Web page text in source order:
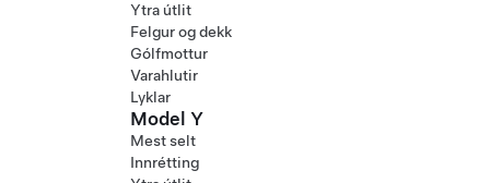
Ytra útlit
Felgur og dekk
Gólfmottur
Varahlutir
Lyklar
Model Y
Mest selt
Innrétting